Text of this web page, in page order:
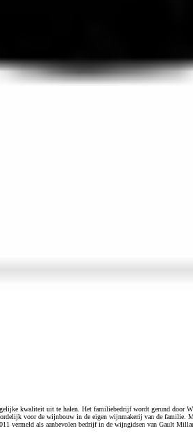
kwaliteit uit te halen. Het familiebedrijf wordt gerund
voor de wijnbouw in de eigen wijnmakerij van de familie.
vermeld als aanbevolen bedrijf in de wijngidsen van Gault